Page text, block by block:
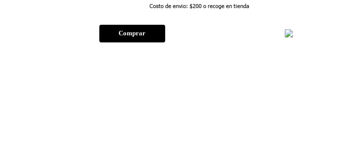
Costo de envio: $200 o recoge en tienda
Comprar